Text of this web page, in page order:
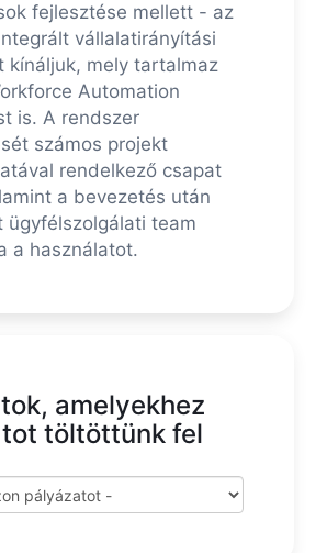
fejlesztése mellett - az
vállalatirányítási
kínáljuk, mely tartalmaz
Automation
is. A rendszer
számos projekt
rendelkező csapat
a bevezetés után
ügyfélszolgálati team
a használatot.
amelyekhez
töltöttünk fel